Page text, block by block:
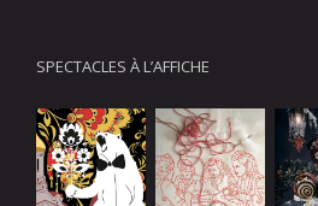
SPECTACLES À L’AFFICHE